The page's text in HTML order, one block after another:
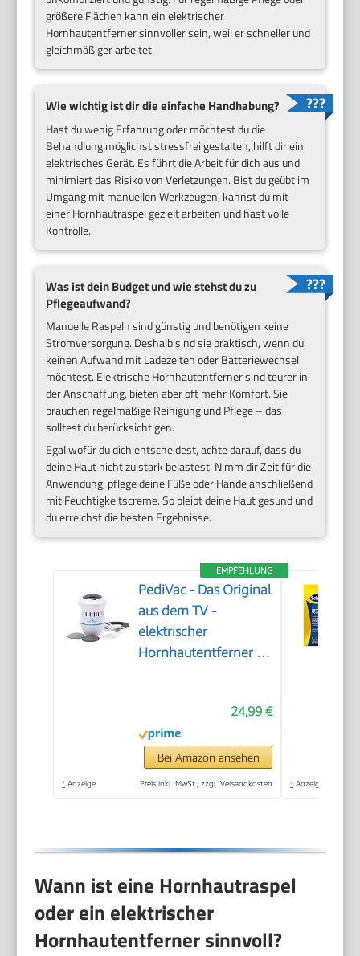
größere Flächen kann ein elektrischer
Hornhautentferner sinnvoller sein, weil er schneller und
gleichmäßiger arbeitet.
Wie wichtig ist dir die einfache Handhabung?
Hast du wenig Erfahrung oder möchtest du die
Behandlung möglichst stressfrei gestalten, hilft dir ein
elektrisches Gerät. Es führt die Arbeit für dich aus und
minimiert das Risiko von Verletzungen. Bist du geübt im
Umgang mit manuellen Werkzeugen, kannst du mit
einer Hornhautraspel gezielt arbeiten und hast volle
Kontrolle.
Was ist dein Budget und wie stehst du zu
Pflegeaufwand?
Manuelle Raspeln sind günstig und benötigen keine
Stromversorgung. Deshalb sind sie praktisch, wenn du
keinen Aufwand mit Ladezeiten oder Batteriewechsel
möchtest. Elektrische Hornhautentferner sind teurer in
der Anschaffung, bieten aber oft mehr Komfort. Sie
brauchen regelmäßige Reinigung und Pflege – das
solltest du berücksichtigen.
Egal wofür du dich entscheidest, achte darauf, dass du
deine Haut nicht zu stark belastest. Nimm dir Zeit für die
Anwendung, pflege deine Füße oder Hände anschließend
mit Feuchtigkeitscreme. So bleibt deine Haut gesund und
du erreichst die besten Ergebnisse.
EMPFEHLUNG
PediVac - Das Original
aus dem TV -
elektrischer
Hornhautentferner -
Hornhautraspel -
Fußpflege - Pediküre -
2 Aufsätze [grob &
fein]
24,99 €
Bei Amazon ansehen
* Anzeige Preis inkl. MwSt., zzgl. Versandkosten * Anzeige
Wann ist eine Hornhautraspel
oder ein elektrischer
Hornhautentferner sinnvoll?